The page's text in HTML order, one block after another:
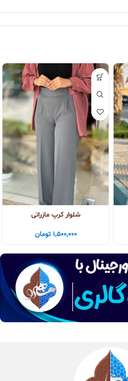
شلوار کرپ مازراتی
1,500,000 تومان